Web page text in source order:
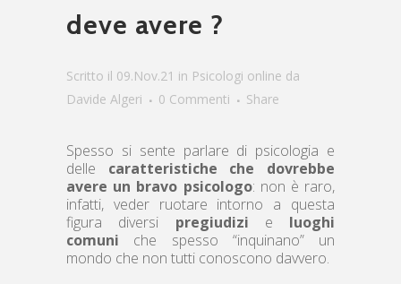
deve avere ?
Scritto il 09.Nov.21 in Psicologi online da
Davide Algeri
0 Commenti Share
Spesso si sente parlare di psicologia e
delle caratteristiche che dovrebbe
avere un bravo psicologo: non è raro,
infatti, veder ruotare intorno a questa
figura diversi pregiudizi e luoghi
comuni che spesso “inquinano” un
mondo che non tutti conoscono davvero.